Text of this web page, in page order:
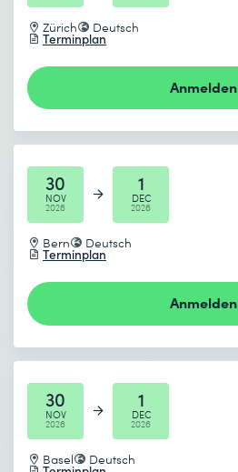
Zürich Deutsch
Terminplan
Anmelden
30
NOV
2026
1
DEC
2026
Bern Deutsch
Terminplan
Anmelden
30
NOV
2026
1
DEC
2026
Basel Deutsch